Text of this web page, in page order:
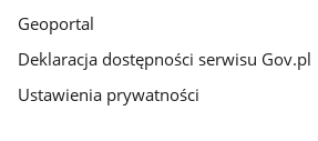
Geoportal
Deklaracja dostępności serwisu Gov.pl
Ustawienia prywatności